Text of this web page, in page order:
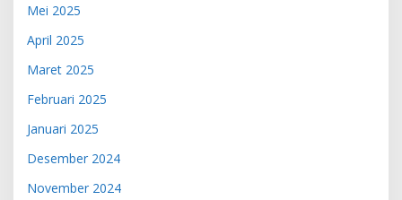
Mei 2025
April 2025
Maret 2025
Februari 2025
Januari 2025
Desember 2024
November 2024